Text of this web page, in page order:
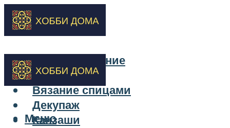
Бисероплетение
Вышивка
Вязание спицами
Декупаж
Канзаши
Меню